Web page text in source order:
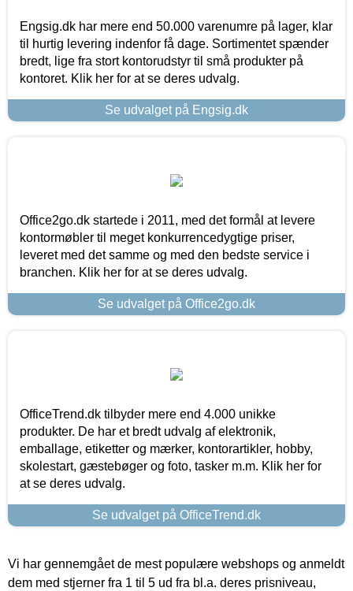
Engsig.dk har mere end 50.000 varenumre på lager, klar
til hurtig levering indenfor få dage. Sortimentet spænder
bredt, lige fra stort kontorudstyr til små produkter på
kontoret. Klik her for at se deres udvalg.
Se udvalget på Engsig.dk
Office2go.dk startede i 2011, med det formål at levere
kontormøbler til meget konkurrencedygtige priser,
leveret med det samme og med den bedste service i
branchen. Klik her for at se deres udvalg.
Se udvalget på Office2go.dk
OfficeTrend.dk tilbyder mere end 4.000 unikke
produkter. De har et bredt udvalg af elektronik,
emballage, etiketter og mærker, kontorartikler, hobby,
skolestart, gæstebøger og foto, tasker m.m. Klik her for
at se deres udvalg.
Se udvalget på OfficeTrend.dk
Vi har gennemgået de mest populære webshops og anmeldt
dem med stjerner fra 1 til 5 ud fra bl.a. deres prisniveau,